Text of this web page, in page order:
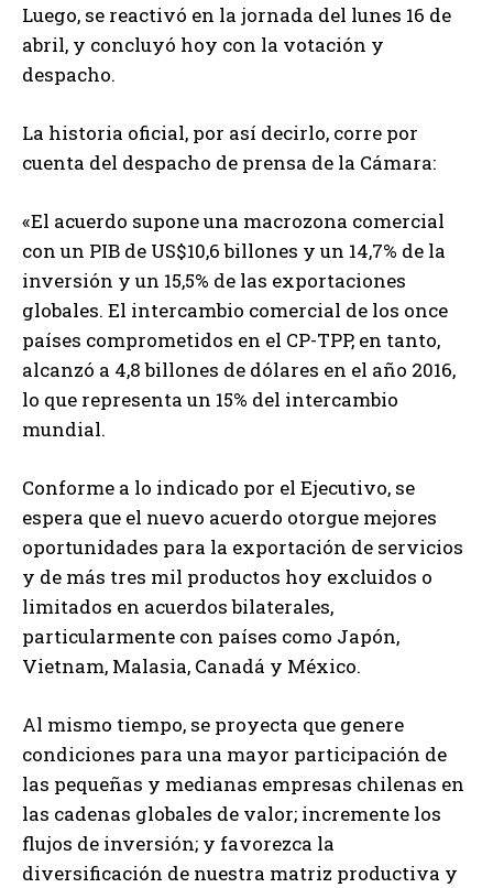
Luego, se reactivó en la jornada del lunes 16 de
abril, y concluyó hoy con la votación y
despacho.
La historia oficial, por así decirlo, corre por
cuenta del despacho de prensa de la Cámara:
«El acuerdo supone una macrozona comercial
con un PIB de US$10,6 billones y un 14,7% de la
inversión y un 15,5% de las exportaciones
globales. El intercambio comercial de los once
países comprometidos en el CP-TPP, en tanto,
alcanzó a 4,8 billones de dólares en el año 2016,
lo que representa un 15% del intercambio
mundial.
Conforme a lo indicado por el Ejecutivo, se
espera que el nuevo acuerdo otorgue mejores
oportunidades para la exportación de servicios
y de más tres mil productos hoy excluidos o
limitados en acuerdos bilaterales,
particularmente con países como Japón,
Vietnam, Malasia, Canadá y México.
Al mismo tiempo, se proyecta que genere
condiciones para una mayor participación de
las pequeñas y medianas empresas chilenas en
las cadenas globales de valor; incremente los
flujos de inversión; y favorezca la
diversificación de nuestra matriz productiva y